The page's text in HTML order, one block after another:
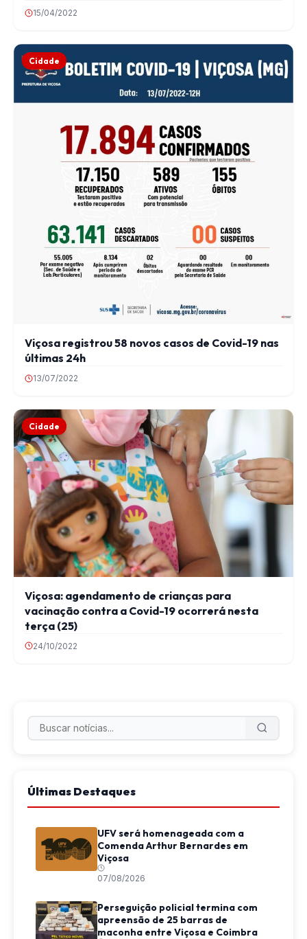
15/04/2022
Cidade
Viçosa registrou 58 novos casos de Covid-19 nas
últimas 24h
13/07/2022
Cidade
Viçosa: agendamento de crianças para
vacinação contra a Covid-19 ocorrerá nesta
terça (25)
24/10/2022
Últimas Destaques
UFV será homenageada com a
Comenda Arthur Bernardes em
Viçosa
07/08/2026
Perseguição policial termina com
apreensão de 25 barras de
maconha entre Viçosa e Coimbra